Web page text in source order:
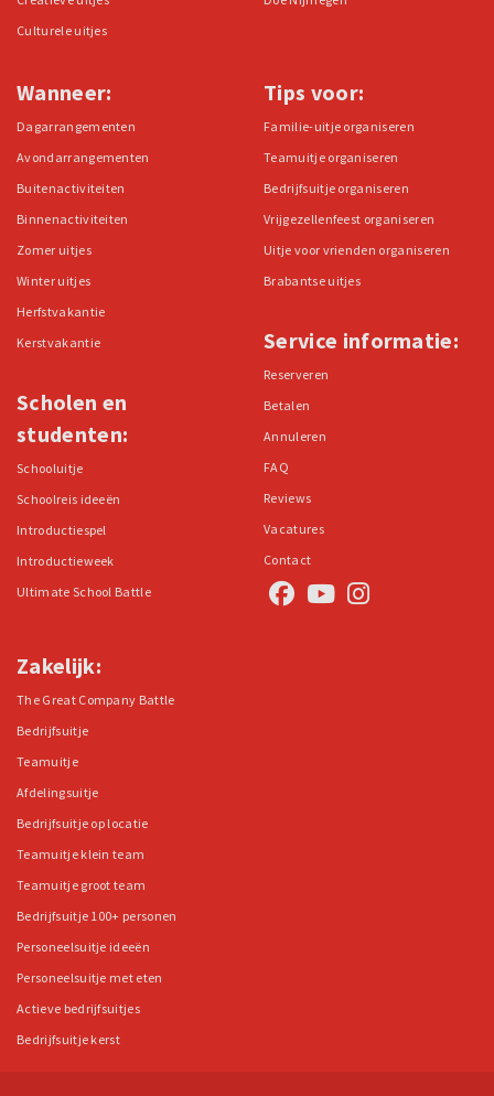
Culturele uitjes
Wanneer:
Dagarrangementen
Avondarrangementen
Buitenactiviteiten
Binnenactiviteiten
Zomer uitjes
Winter uitjes
Herfstvakantie
Kerstvakantie
Scholen en
studenten:
Schooluitje
Schoolreis ideeën
Introductiespel
Introductieweek
Ultimate School Battle
Tips voor:
Familie-uitje organiseren
Teamuitje organiseren
Bedrijfsuitje organiseren
Vrijgezellenfeest organiseren
Uitje voor vrienden organiseren
Brabantse uitjes
Service informatie:
Reserveren
Betalen
Annuleren
FAQ
Reviews
Vacatures
Contact
Zakelijk:
The Great Company Battle
Bedrijfsuitje
Teamuitje
Afdelingsuitje
Bedrijfsuitje op locatie
Teamuitje klein team
Teamuitje groot team
Bedrijfsuitje 100+ personen
Personeelsuitje ideeën
Personeelsuitje met eten
Actieve bedrijfsuitjes
Bedrijfsuitje kerst